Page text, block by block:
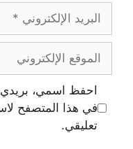
احفظ اسمي، بريدي
في هذا المتصفح
تعليقي.